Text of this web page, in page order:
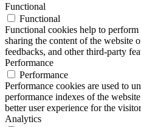
Functional
Functional
Functional cookies help to
sharing the content of the website
feedbacks, and other third-party
Performance
Performance
Performance cookies are used to
performance indexes of the
better user experience for the
Analytics